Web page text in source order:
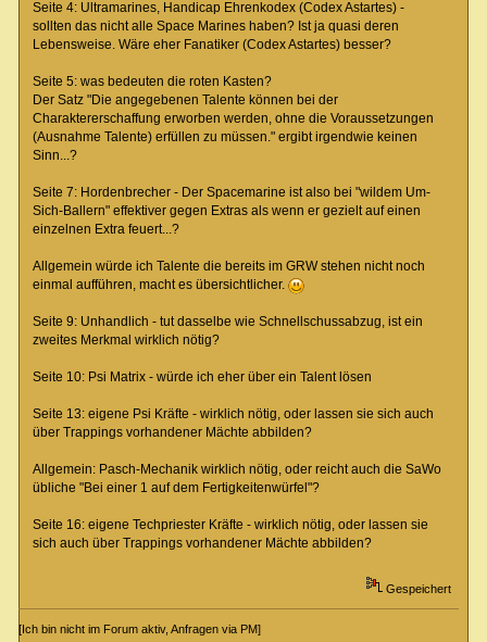
Seite 4: Ultramarines, Handicap Ehrenkodex (Codex Astartes) -
sollten das nicht alle Space Marines haben? Ist ja quasi deren
Lebensweise. Wäre eher Fanatiker (Codex Astartes) besser?
Seite 5: was bedeuten die roten Kasten?
Der Satz "Die angegebenen Talente können bei der
Charaktererschaffung erworben werden, ohne die Voraussetzungen
(Ausnahme Talente) erfüllen zu müssen." ergibt irgendwie keinen
Sinn...?
Seite 7: Hordenbrecher - Der Spacemarine ist also bei "wildem Um-
Sich-Ballern" effektiver gegen Extras als wenn er gezielt auf einen
einzelnen Extra feuert...?
Allgemein würde ich Talente die bereits im GRW stehen nicht noch
einmal aufführen, macht es übersichtlicher.
Seite 9: Unhandlich - tut dasselbe wie Schnellschussabzug, ist ein
zweites Merkmal wirklich nötig?
Seite 10: Psi Matrix - würde ich eher über ein Talent lösen
Seite 13: eigene Psi Kräfte - wirklich nötig, oder lassen sie sich auch
über Trappings vorhandener Mächte abbilden?
Allgemein: Pasch-Mechanik wirklich nötig, oder reicht auch die SaWo
übliche "Bei einer 1 auf dem Fertigkeitenwürfel"?
Seite 16: eigene Techpriester Kräfte - wirklich nötig, oder lassen sie
sich auch über Trappings vorhandener Mächte abbilden?
Gespeichert
[Ich bin nicht im Forum aktiv, Anfragen via PM]